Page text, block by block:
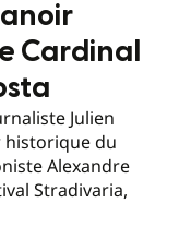
Cardinal
Julien
historique du
Alexandre
Stradivaria,